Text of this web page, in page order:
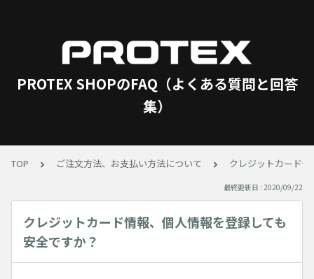
PROTEX SHOPのFAQ（よくある質問と回答
集）
TOP ご注文方法、お支払い方法について クレジットカード
最終更新日 : 2020/09/22
クレジットカード情報、個人情報を登録しても
安全ですか？